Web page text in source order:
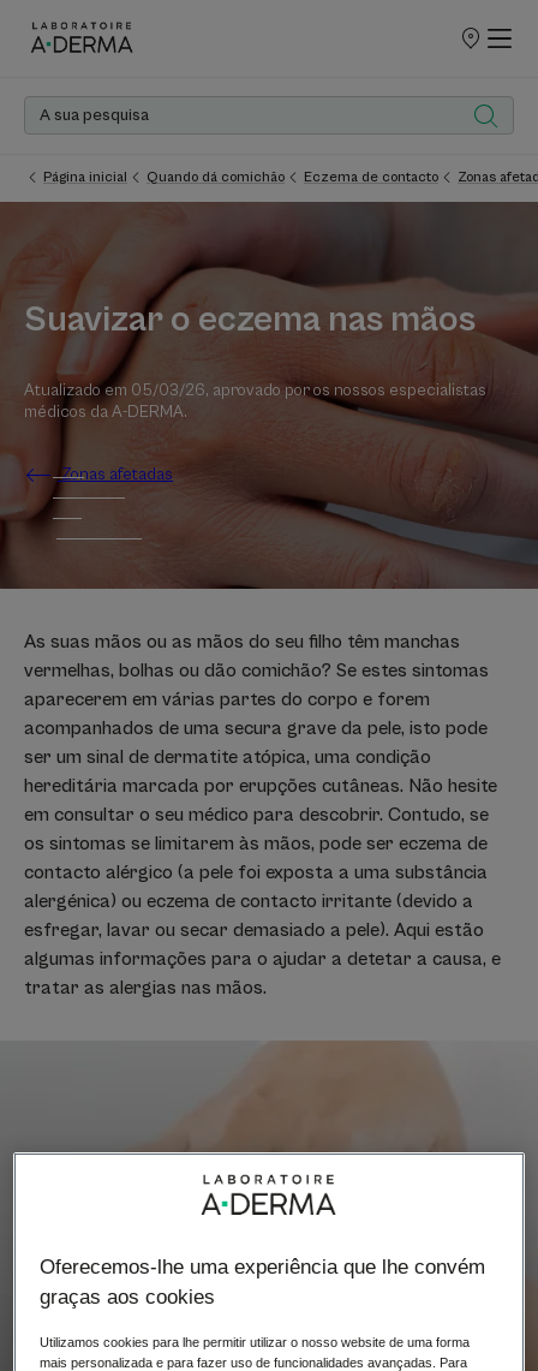
PONTOS
Página inicial Quando dá comichão Eczema de contacto Zonas
Suavizar o eczema nas mãos
Atualizado em 05/03/26, aprovado poros nossos especialistas
médicos da A-DERMA.
Zonas afetadas
As suas mãos ou as mãos do seu filho têm manchas
vermelhas, bolhas ou dão comichão? Se estes sintomas
aparecerem em várias partes do corpo e forem
acompanhados de uma secura grave da pele, isto pode
ser um sinal de dermatite atópica, uma condição
hereditária marcada por erupções cutâneas. Não hesite
em consultar o seu médico para descobrir. Contudo, se
os sintomas se limitarem às mãos, pode ser eczema de
contacto alérgico (a pele foi exposta a uma substância
alergénica) ou eczema de contacto irritante (devido a
esfregar, lavar ou secar demasiado a pele). Aqui estão
algumas informações para o ajudar a detetar a causa, e
tratar as alergias nas mãos.
Oferecemos-lhe uma experiência que lhe convém
graças aos cookies
Utilizamos cookies para lhe permitir utilizar o nosso website de uma forma
mais personalizada e para fazer uso de funcionalidades avançadas. Para